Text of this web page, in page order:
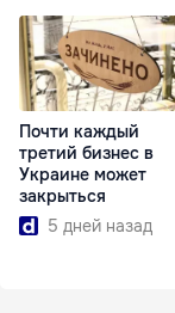
Почти каждый
третий бизнес в
Украине может
закрыться
5 дней назад